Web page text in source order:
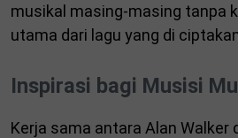
musikal masing-masing tanpa
utama dari lagu yang di
Inspirasi bagi Musisi
Kerja sama antara Alan Walker